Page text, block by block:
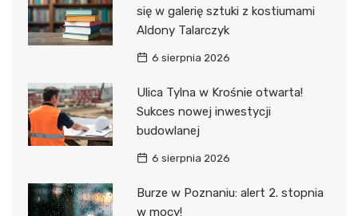
się w galerię sztuki z kostiumami
Aldony Talarczyk
6 sierpnia 2026
Ulica Tylna w Krośnie otwarta!
Sukces nowej inwestycji
budowlanej
6 sierpnia 2026
Burze w Poznaniu: alert 2. stopnia
w mocy!